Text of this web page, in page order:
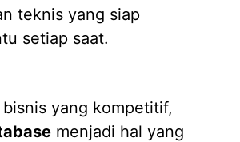
teknis yang siap
setiap saat.
bisnis yang kompetitif,
menjadi hal yang